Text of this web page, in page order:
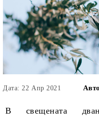
Дата: 22 Апр 2021
В свещената